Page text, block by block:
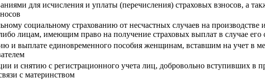
для исчисления и уплаты (перечисления) страховых взносов, а
социальному страхованию от несчастных случаев на
лицам, имеющим право на получение страховых выплат в случае его
и выплате единовременного пособия женщинам, вставшим на учет в
и снятию с регистрационного учета лиц, добровольно вступивших
с материнством